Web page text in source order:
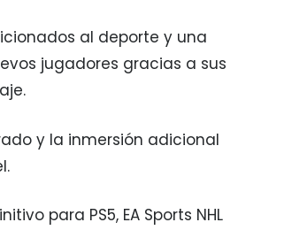
al deporte y una
jugadores gracias a sus
y la inmersión adicional
para PS5, EA Sports NHL